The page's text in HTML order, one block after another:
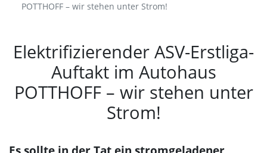
POTTHOFF – wir stehen unter Strom!
Elektrifizierender ASV-Erstliga-
Auftakt im Autohaus
POTTHOFF – wir stehen unter
Strom!